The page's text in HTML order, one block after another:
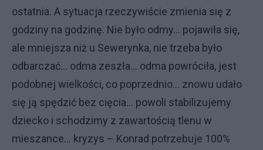
ostatnia. A sytuacja rzeczywiście zmienia się z
godziny na godzinę. Nie było odmy… pojawiła się,
ale mniejsza niż u Sewerynka, nie trzeba było
odbarczać… odma zeszła… odma powróciła, jest
podobnej wielkości, co poprzednio… znowu udało
się ją spędzić bez cięcia… powoli stabilizujemy
dziecko i schodzimy z zawartością tlenu w
mieszance… kryzys – Konrad potrzebuje 100%